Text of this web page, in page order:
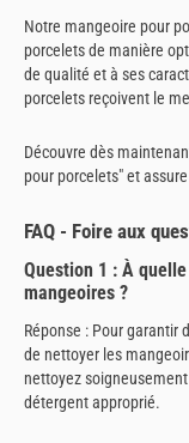
Notre mangeoire pour
porcelets de manière
de qualité et à ses
porcelets reçoivent le
Découvre dès
pour porcelets" et
FAQ - Foire aux
Question 1 : À
mangeoires ?
Réponse : Pour garantir
de nettoyer les
nettoyez
détergent approprié.